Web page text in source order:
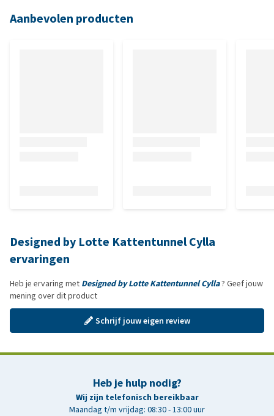
Aanbevolen producten
Designed by Lotte Kattentunnel Cylla
ervaringen
Heb je ervaring met Designed by Lotte Kattentunnel Cylla? Geef jouw
mening over dit product
Schrijf jouw eigen review
Heb je hulp nodig?
Wij zijn telefonisch bereikbaar
Maandag t/m vrijdag: 08:30 - 13:00 uur